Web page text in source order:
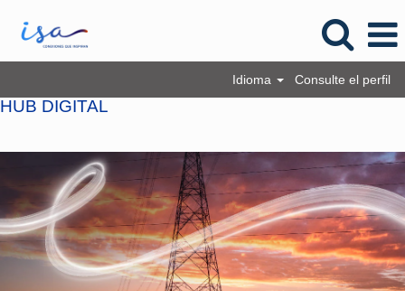
Idioma Consulte el perfil
HUB DIGITAL